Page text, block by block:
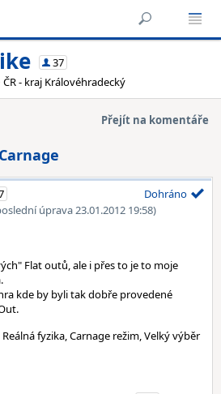
37
ČR - kraj Královéhradecký
Přejít na komentáře
úprava 23.01.2012 19:58)
Dohráno
Flat outů, ale i přes to je to moje
kde by byli tak dobře provedené
fyzika, Carnage režim, Velký výběr